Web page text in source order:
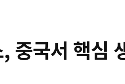
국서 핵심